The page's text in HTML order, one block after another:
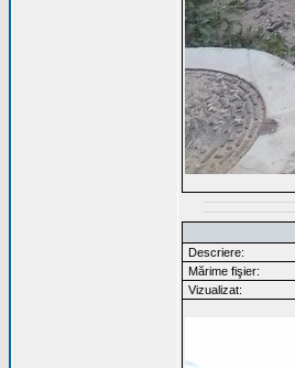
Descriere:
Mărime fişier:
Vizualizat: